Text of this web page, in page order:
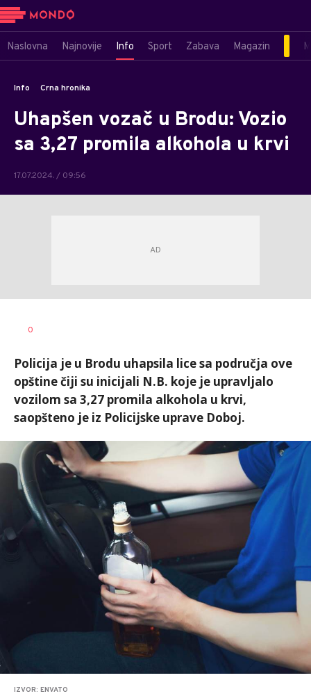
Naslovna Najnovije Info Sport Zabava Magazin
Info Crna hronika
Uhapšen vozač u Brodu: Vozio
sa 3,27 promila alkohola u krvi
17.07.2024. / 09:56
AUTOR
0
Policija je u Brodu uhapsila lice sa područja ove
opštine čiji su inicijali N.B. koje je upravljalo
vozilom sa 3,27 promila alkohola u krvi,
saopšteno je iz Policijske uprave Doboj.
IZVOR: ENVATO